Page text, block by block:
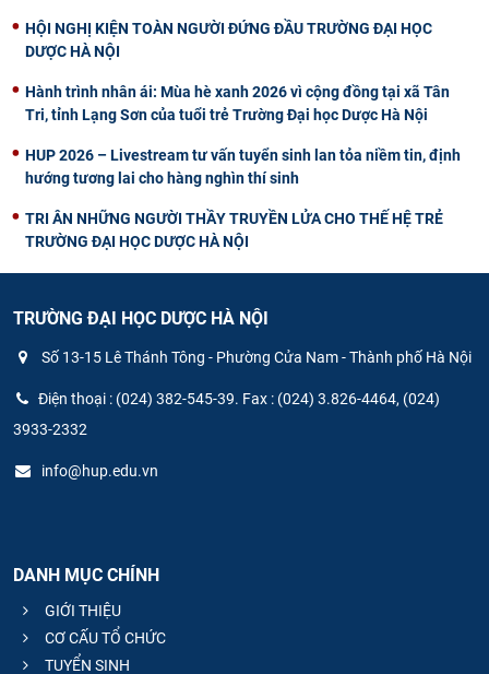
HỘI NGHỊ KIỆN TOÀN NGƯỜI ĐỨNG ĐẦU TRƯỜNG ĐẠI HỌC
DƯỢC HÀ NỘI
Hành trình nhân ái: Mùa hè xanh 2026 vì cộng đồng tại xã Tân
Tri, tỉnh Lạng Sơn của tuổi trẻ Trường Đại học Dược Hà Nội
HUP 2026 – Livestream tư vấn tuyển sinh lan tỏa niềm tin, định
hướng tương lai cho hàng nghìn thí sinh
TRI ÂN NHỮNG NGƯỜI THẦY TRUYỀN LỬA CHO THẾ HỆ TRẺ
TRƯỜNG ĐẠI HỌC DƯỢC HÀ NỘI
TRƯỜNG ĐẠI HỌC DƯỢC HÀ NỘI
Số 13-15 Lê Thánh Tông - Phường Cửa Nam - Thành phố Hà Nội
Điện thoại : (024) 382-545-39. Fax : (024) 3.826-4464, (024)
3933-2332
info@hup.edu.vn
DANH MỤC CHÍNH
GIỚI THIỆU
CƠ CẤU TỔ CHỨC
TUYỂN SINH